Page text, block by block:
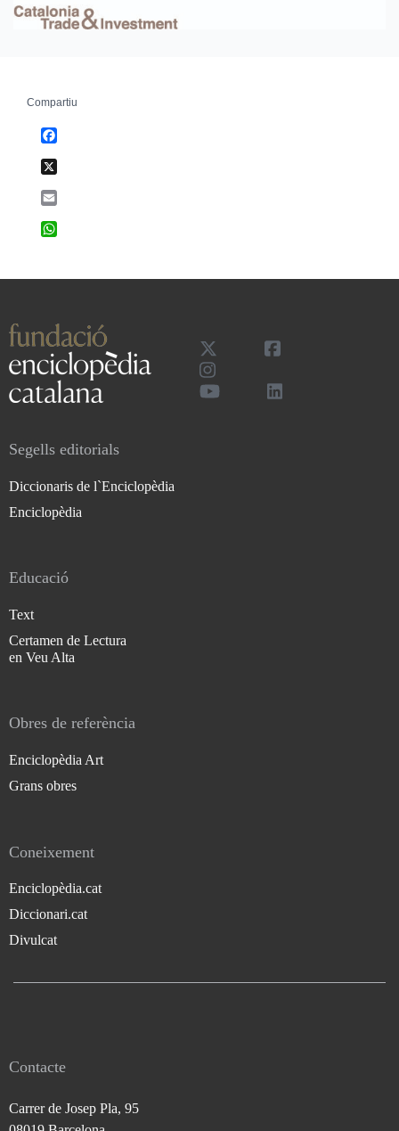
Compartiu
Segells editorials
Diccionaris de l`Enciclopèdia
Enciclopèdia
Educació
Text
Certamen de Lectura
en Veu Alta
Obres de referència
Enciclopèdia Art
Grans obres
Coneixement
Enciclopèdia.cat
Diccionari.cat
Divulcat
Contacte
Carrer de Josep Pla, 95